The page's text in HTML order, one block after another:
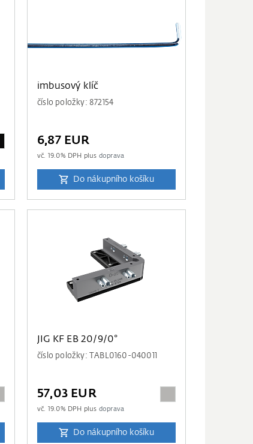
imbusový klíč
číslo položky: 872154
6,87 EUR
vč. 19.0% DPH plus doprava
Do nákupního košíku
JIG KF EB 20/9/0°
číslo položky: TABL0160-040011
57,03 EUR
vč. 19.0% DPH plus doprava
Do nákupního košíku